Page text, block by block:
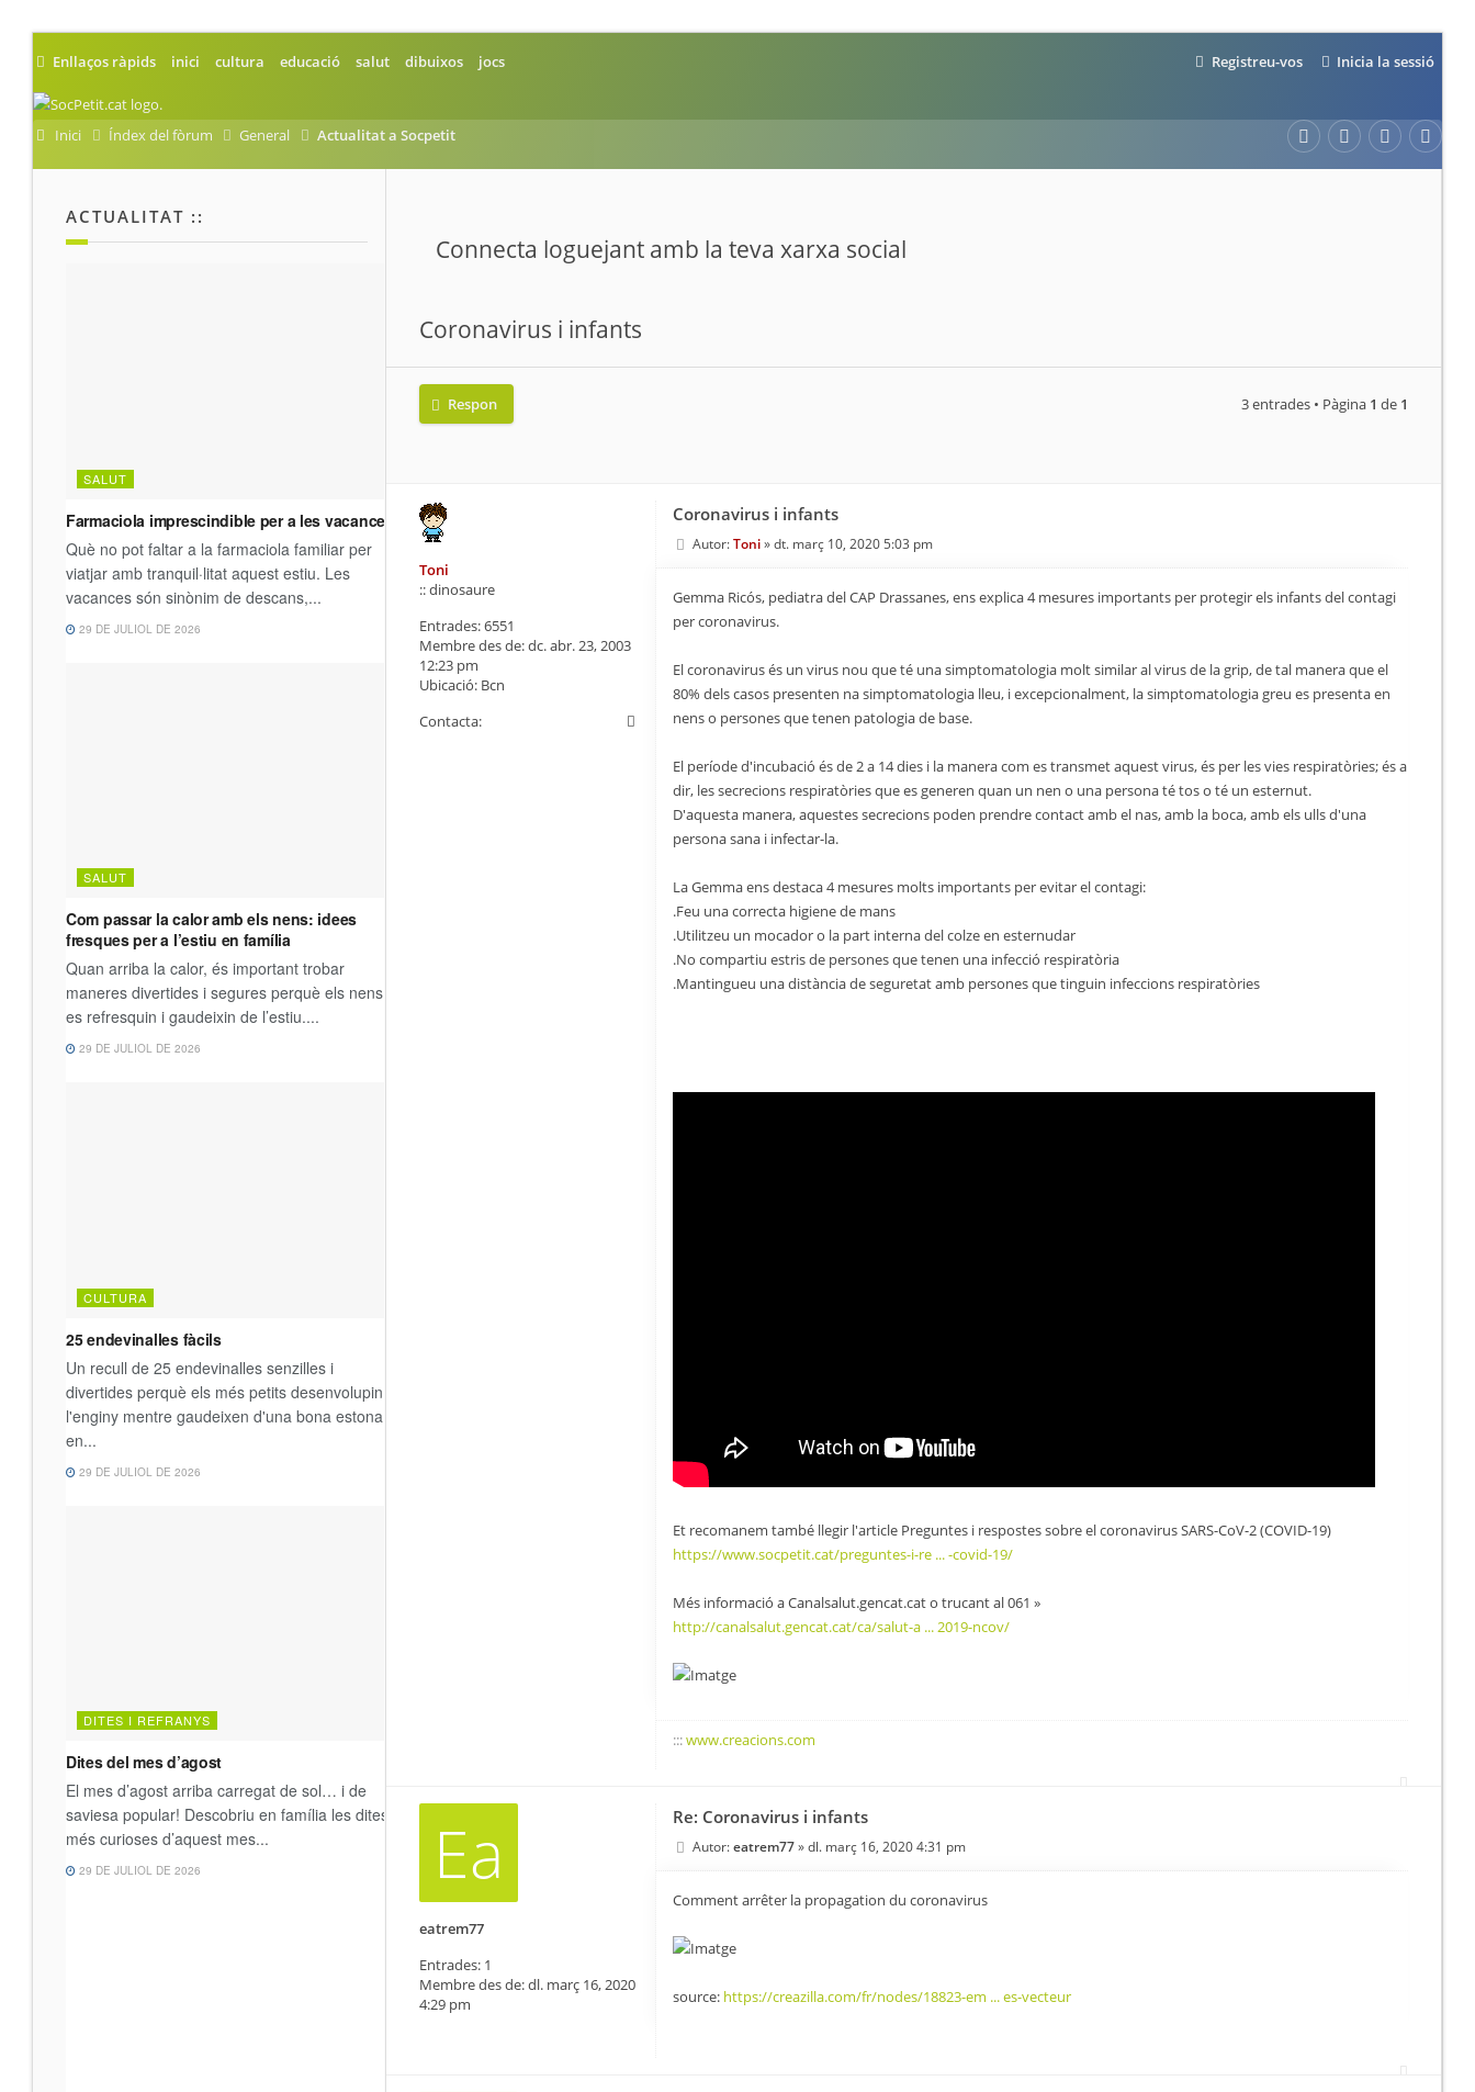
Enllaços ràpids inici cultura educació salut dibuixos jocs Inicia la sessió
Registreu-vos
Inici Índex del fòrum General Actualitat a Socpetit
Connecta loguejant amb la teva xarxa social
Coronavirus i infants
Respon 3 entrades • Pàgina 1 de 1
Toni
:: dinosaure
Entrades:6551
Membre des de:dc. abr. 23, 2003
12:23 pm
Ubicació: Bcn
Contacta:
Coronavirus i infants
Autor:Toni»dt. març 10, 2020 5:03 pm
Gemma Ricós, pediatra del CAP Drassanes, ens explica 4 mesures importants per protegir els infants del contagi
per coronavirus.
El coronavirus és un virus nou que té una simptomatologia molt similar al virus de la grip, de tal manera que el
80% dels casos presenten na simptomatologia lleu, i excepcionalment, la simptomatologia greu es presenta en
nens o persones que tenen patologia de base.
El període d'incubació és de 2 a 14 dies i la manera com es transmet aquest virus, és per les vies respiratòries; és a
dir, les secrecions respiratòries que es generen quan un nen o una persona té tos o té un esternut.
D'aquesta manera, aquestes secrecions poden prendre contact amb el nas, amb la boca, amb els ulls d'una
persona sana i infectar-la.
La Gemma ens destaca 4 mesures molts importants per evitar el contagi:
.Feu una correcta higiene de mans
.Utilitzeu un mocador o la part interna del colze en esternudar
.No compartiu estris de persones que tenen una infecció respiratòria
.Mantingueu una distància de seguretat amb persones que tinguin infeccions respiratòries
Et recomanem també llegir l'article Preguntes i respostes sobre el coronavirus SARS-CoV-2 (COVID-19)
https://www.socpetit.cat/preguntes-i-re ... -covid-19/
Més informació a Canalsalut.gencat.cat o trucant al 061 »
http://canalsalut.gencat.cat/ca/salut-a ... 2019-ncov/
:::www.creacions.com
Ea
eatrem77
Entrades: 1
Membre des de:dl. març 16, 2020
4:29 pm
Re: Coronavirus i infants
Autor:eatrem77»dl. març 16, 2020 4:31 pm
Comment arrêter la propagation du coronavirus
source: https://creazilla.com/fr/nodes/18823-em ... es-vecteur
ACTUALITAT ::